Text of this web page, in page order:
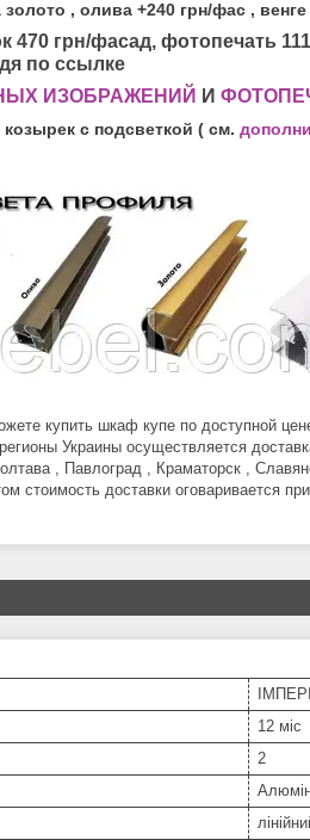
, олива +240 грн/фас , венге
470 грн/фасад, фотопечать
по ссылке
ИЗОБРАЖЕНИЙ И
с подсветкой ( см.
купить шкаф купе по доступной
Украины осуществляется
, Павлоград , Краматорск ,
стоимость доставки оговаривается
12 міс
2